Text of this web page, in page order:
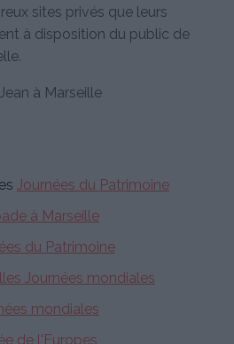
sites privés que leurs
à disposition du public de
à Marseille
Journées du Patrimoine
à Marseille
du Patrimoine
Journées mondiales
mondiales
de l'Europes